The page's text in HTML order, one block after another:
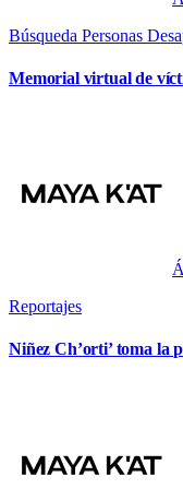
Búsqueda Personas
Memorial virtual de
Reportajes
Niñez Ch’orti’ toma